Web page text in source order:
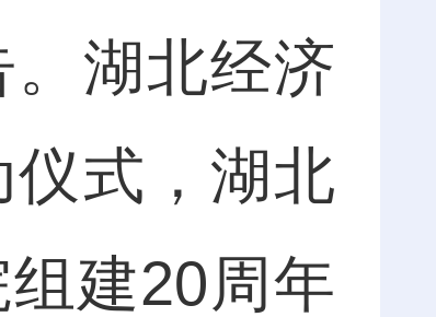
。湖北经济
式，湖北
建20周年